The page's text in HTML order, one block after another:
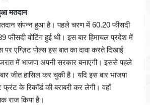
मतदान
संपन्न हुआ है। पहले चरण में 60.20 फीसदी
वोटिंग हुई थी। इस बार हिमाचल प्रदेश में
एग्ज़िट पोल्स इस बात का दावा करते दिखाई
में भाजपा अपनी सरकार बनाएगी। इससे पहले
जीत हासिल कर चुकी है। यदि इस बार भाजपा
के रिकॉर्ड की बराबरी कर लेगी। वहाँ
राज किया है।